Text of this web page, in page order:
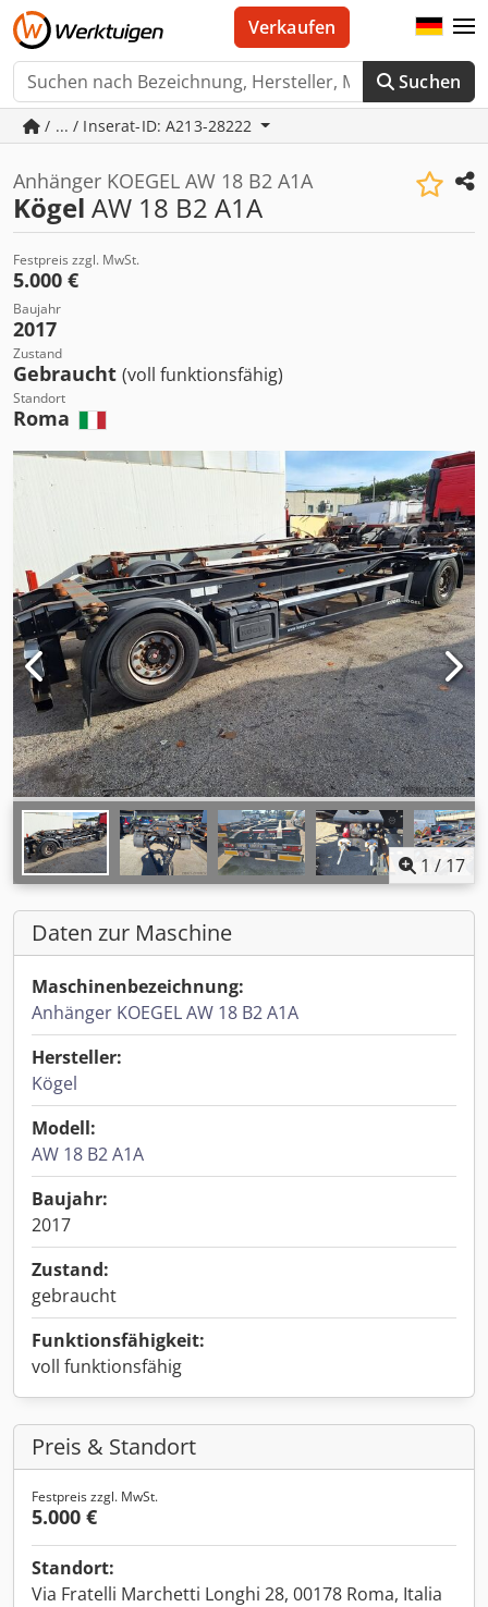
Suchen
Verkaufen
/ ... / Inserat-ID: A213-28222
Anhänger KOEGEL AW 18 B2 A1A
Kögel AW 18 B2 A1A
Festpreis zzgl. MwSt.
5.000 €
Baujahr
2017
Zustand
Gebraucht (voll funktionsfähig)
Standort
Roma
1 / 17
Daten zur Maschine
Maschinenbezeichnung:
Anhänger KOEGEL AW 18 B2 A1A
Hersteller:
Kögel
Modell:
AW 18 B2 A1A
Baujahr:
2017
Zustand:
gebraucht
Funktionsfähigkeit:
voll funktionsfähig
Preis & Standort
Festpreis zzgl. MwSt.
5.000 €
Standort:
Via Fratelli Marchetti Longhi 28, 00178 Roma, Italia